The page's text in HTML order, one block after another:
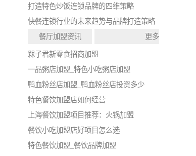
打造特色炒饭连锁品牌的四维策略
快餐连锁行业的未来趋势与品牌打造策略
餐厅加盟资讯
更多
槑子君新零食招商加盟
一品粥店加盟_特色小吃粥店加盟
鸭血粉丝店加盟_鸭血粉丝店投资多少
特色餐饮加盟店如何经营
上海餐饮加盟项目推荐：火锅加盟
餐饮小吃加盟店好项目怎么选
特色餐饮加盟_餐饮品牌加盟